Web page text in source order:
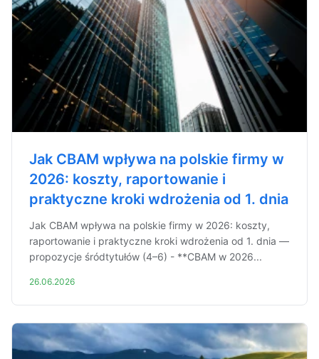
Jak CBAM wpływa na polskie firmy w
2026: koszty, raportowanie i
praktyczne kroki wdrożenia od 1. dnia
Jak CBAM wpływa na polskie firmy w 2026: koszty,
raportowanie i praktyczne kroki wdrożenia od 1. dnia —
propozycje śródtytułów (4–6) - **CBAM w 2026...
26.06.2026